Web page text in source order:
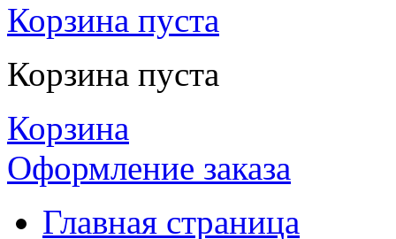
Корзина пуста
Корзина пуста
Корзина
Оформление заказа
Главная страница